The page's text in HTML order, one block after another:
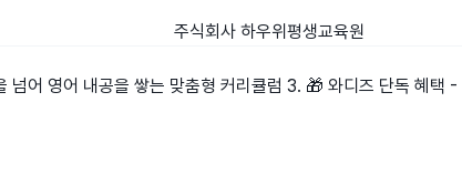
주식회사 하우위평생교육원
어 영어 내공을 쌓는 맞춤형 커리큘럼 3. 🎁 와디즈 단독 혜택 -